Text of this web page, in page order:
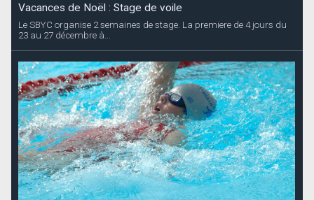
Vacances de Noël : Stage de voile
Le SBYC organise 2 semaines de stage. La premiere de 4 jours du
23 au 27 décembre à...